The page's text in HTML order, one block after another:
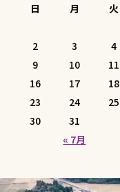
日
月 火
« 7月
2
3 4
9
10 11
16
17 18
23
24 25
30
31